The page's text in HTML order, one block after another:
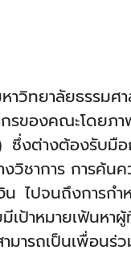
าวิทยาลัยธรรม
รของคณะโดยภ
ซึ่งต่างต้องรับมื
วิชาการ การค้
น ไปจนถึงการก
เป้าหมายเฟ้นห
มารถเป็นเพื่อน